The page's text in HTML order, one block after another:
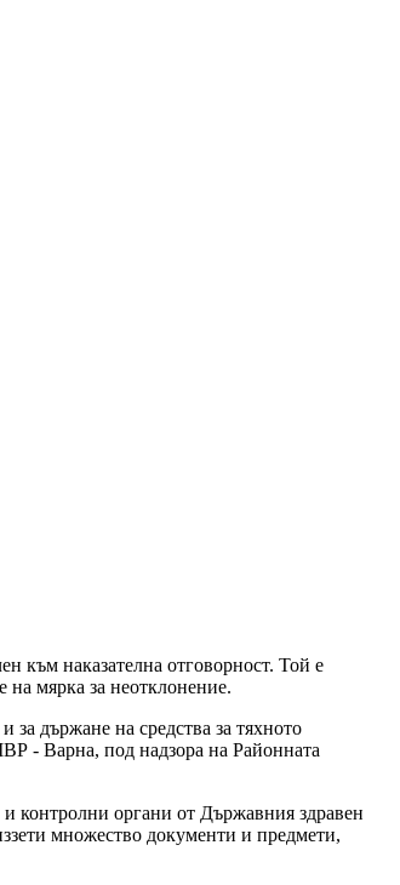
към наказателна отговорност. Той е
на мярка за неотклонение.
държане на средства за тяхното
- Варна, под надзора на Районната
контролни органи от Държавния здравен
множество документи и предмети,